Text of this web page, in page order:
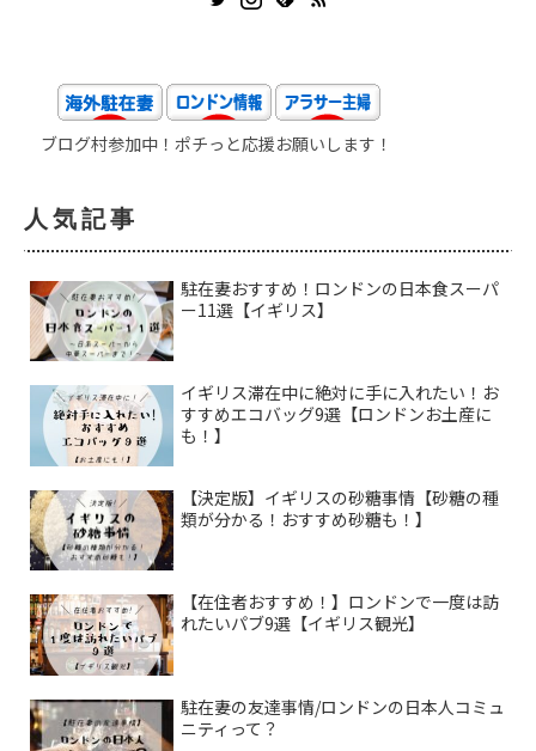
ブログ村参加中！ポチっと応援お願いします！
人気記事
駐在妻おすすめ！ロンドンの日本食スーパ
ー11選【イギリス】
イギリス滞在中に絶対に手に入れたい！お
すすめエコバッグ9選【ロンドンお土産に
も！】
【決定版】イギリスの砂糖事情【砂糖の種
類が分かる！おすすめ砂糖も！】
【在住者おすすめ！】ロンドンで一度は訪
れたいパブ9選【イギリス観光】
駐在妻の友達事情/ロンドンの日本人コミュ
ニティって？